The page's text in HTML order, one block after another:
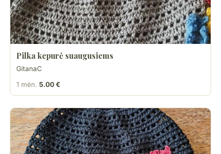
Pilka kepurė suaugusiems
GitanaC
1 mėn. 5.00 €